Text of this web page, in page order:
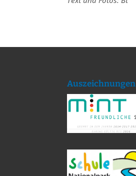
Auszeichnungen